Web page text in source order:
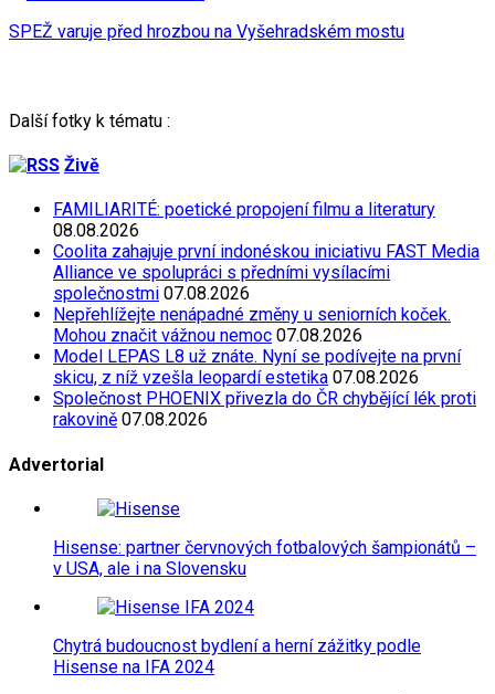
SPEŽ varuje před hrozbou na Vyšehradském mostu
Další fotky k tématu :
Živě
FAMILIARITÉ: poetické propojení filmu a literatury
08.08.2026
Coolita zahajuje první indonéskou iniciativu FAST Media
Alliance ve spolupráci s předními vysílacími
společnostmi 07.08.2026
Nepřehlížejte nenápadné změny u seniorních koček.
Mohou značit vážnou nemoc 07.08.2026
Model LEPAS L8 už znáte. Nyní se podívejte na první
skicu, z níž vzešla leopardí estetika 07.08.2026
Společnost PHOENIX přivezla do ČR chybějící lék proti
rakovině 07.08.2026
Advertorial
Hisense: partner červnových fotbalových šampionátů –
v USA, ale i na Slovensku
Chytrá budoucnost bydlení a herní zážitky podle
Hisense na IFA 2024